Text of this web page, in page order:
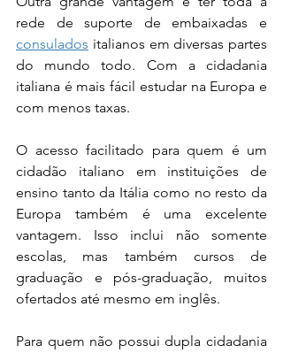
consulados italianos em diversas partes
do mundo todo. Com a cidadania
italiana é mais fácil estudar na Europa e
com menos taxas.
O acesso facilitado para quem é um
cidadão italiano em instituições de
ensino tanto da Itália como no resto da
Europa também é uma excelente
vantagem. Isso inclui não somente
escolas, mas também cursos de
graduação e pós-graduação, muitos
ofertados até mesmo em inglês.
Para quem não possui dupla cidadania